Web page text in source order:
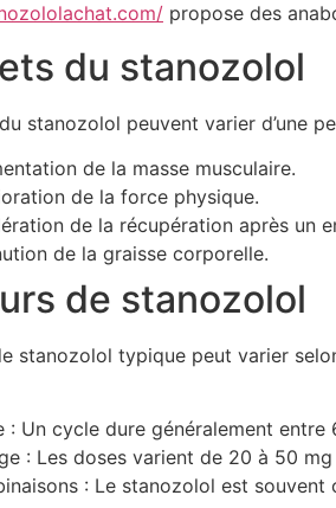
propose des
du stanozolol
stanozolol peuvent varier d’une
de la masse musculaire.
de la force physique.
de la récupération après un
de la graisse corporelle.
de stanozolol
stanozolol typique peut varier
: Un cycle dure généralement entre
: Les doses varient de 20 à 50
: Le stanozolol est souvent